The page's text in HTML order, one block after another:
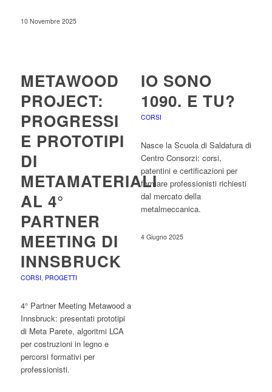
10 Novembre 2025
METAWOOD
PROJECT:
PROGRESSI
E PROTOTIPI
DI
METAMATERIALI
AL 4°
PARTNER
MEETING DI
INNSBRUCK
CORSI, PROGETTI
4° Partner Meeting Metawood a
Innsbruck: presentati prototipi
di Meta Parete, algoritmi LCA
per costruzioni in legno e
percorsi formativi per
professionisti.
IO SONO
1090. E TU?
CORSI
Nasce la Scuola di Saldatura di
Centro Consorzi: corsi,
patentini e certificazioni per
formare professionisti richiesti
dal mercato della
metalmeccanica.
4 Giugno 2025